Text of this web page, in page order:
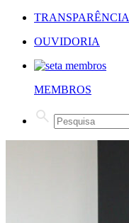
TRANSPARÊNCIA
OUVIDORIA
MEMBROS